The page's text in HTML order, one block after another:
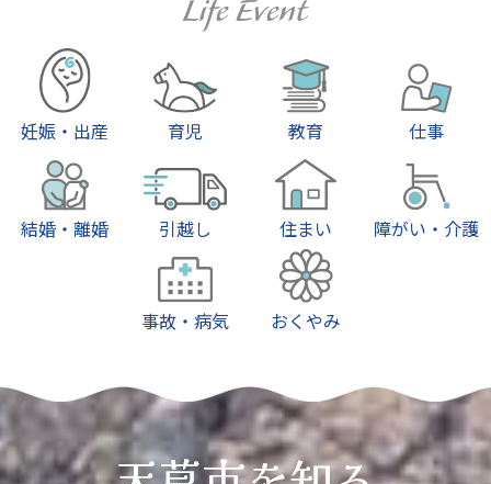
妊娠・出産 育児 教育 仕事
結婚・離婚 引越し 住まい 障がい・介護
事故・病気 おくやみ